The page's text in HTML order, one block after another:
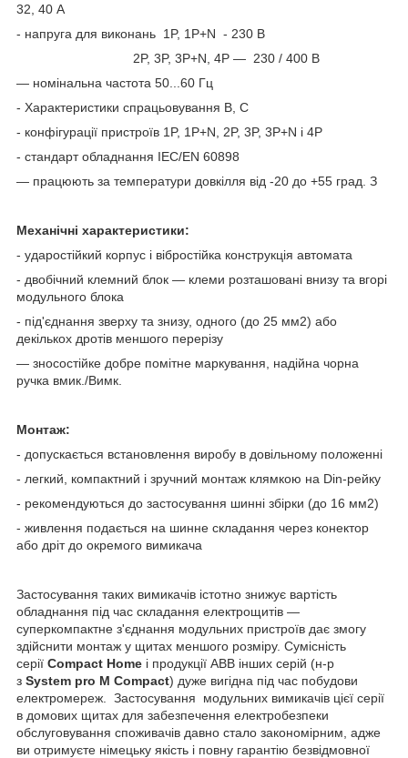
32, 40 А
- напруга для виконань 1P, 1P+N - 230 В
2P, 3P, 3P+N, 4P — 230 / 400 В
— номінальна частота 50...60 Гц
- Характеристики спрацьовування B, C
- конфігурації пристроїв 1P, 1P+N, 2P, 3P, 3P+N і 4P
- стандарт обладнання IEC/EN 60898
— працюють за температури довкілля від -20 до +55 град. З
Механічні характеристики:
- ударостійкий корпус і вібростійка конструкція автомата
- двобічний клемний блок — клеми розташовані внизу та вгорі
модульного блока
- під'єднання зверху та знизу, одного (до 25 мм2) або
декількох дротів меншого перерізу
— зносостійке добре помітне маркування, надійна чорна
ручка вмик./Вимк.
Монтаж:
- допускається встановлення виробу в довільному положенні
- легкий, компактний і зручний монтаж клямкою на Din-рейку
- рекомендуються до застосування шинні збірки (до 16 мм2)
- живлення подається на шинне складання через конектор
або дріт до окремого вимикача
Застосування таких вимикачів істотно знижує вартість
обладнання під час складання електрощитів —
суперкомпактне з'єднання модульних пристроїв дає змогу
здійснити монтаж у щитах меншого розміру. Сумісність
серії Compact Home і продукції ABB інших серій (н-р
з System pro M Compact) дуже вигідна під час побудови
електромереж. Застосування модульних вимикачів цієї серії
в домових щитах для забезпечення електробезпеки
обслуговування споживачів давно стало закономірним, адже
ви отримуєте німецьку якість і повну гарантію безвідмовної